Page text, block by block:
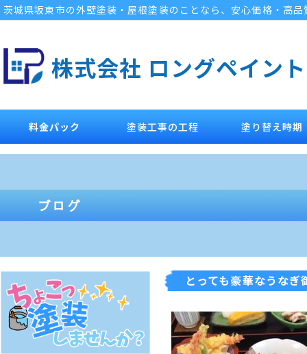
茨城県坂東市の外壁塗装・屋根塗装のことなら、安心価格・高
株式会社 ロングペイント
料金パック 塗装工事の工程 塗り替え時期
とっても豪華なうなぎ